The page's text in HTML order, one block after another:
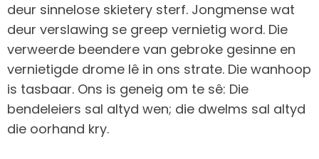
deur sinnelose skietery sterf. Jongmense wat
deur verslawing se greep vernietig word. Die
verweerde beendere van gebroke gesinne en
vernietigde drome lê in ons strate. Die wanhoop
is tasbaar. Ons is geneig om te sê: Die
bendeleiers sal altyd wen; die dwelms sal altyd
die oorhand kry.